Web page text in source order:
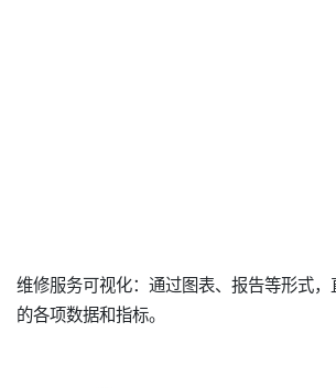
维修服务可视化：通过图表、报告等形式
的各项数据和指标。